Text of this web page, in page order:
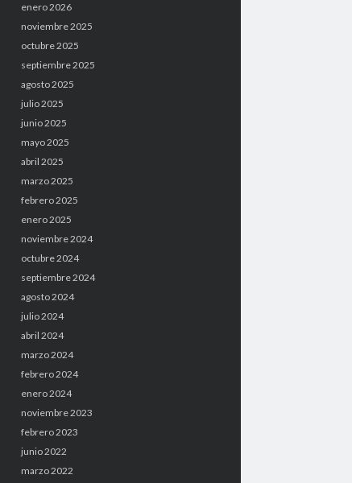
enero 2026
noviembre 2025
octubre 2025
septiembre 2025
agosto 2025
julio 2025
junio 2025
mayo 2025
abril 2025
marzo 2025
febrero 2025
enero 2025
noviembre 2024
octubre 2024
septiembre 2024
agosto 2024
julio 2024
abril 2024
marzo 2024
febrero 2024
enero 2024
noviembre 2023
febrero 2023
junio 2022
marzo 2022